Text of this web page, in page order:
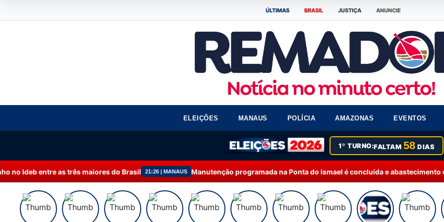
ÚLTIMAS BRASIL JUSTIÇA ANUNCIE
ELEIÇÕES MANAUS POLÍCIA AMAZONAS EVENTOS
1º TURNO:FALTAM 58 DIAS
maiores do Brasil 21:26 | MANAUS Manutenção programada na Ponta do Ismael é concluída e abastecimento começa a ser